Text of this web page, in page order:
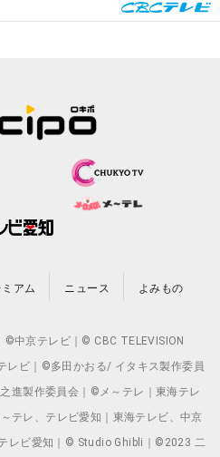
アム ニュース よみもの
中京テレビ｜© CBC TELEVISION
レビ｜©多田かおる/ イタキス製作委員
進製作委員会｜©メ～テレ｜東海テレ
テレ、テレビ愛知｜東海テレビ、中京
レビ愛知｜© Studio Ghibli｜©2023 二